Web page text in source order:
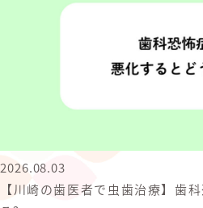
2026.08.03
【川崎の歯医者で虫歯治療】歯